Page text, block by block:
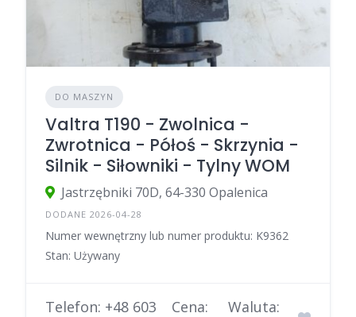
DO MASZYN
Valtra T190 - Zwolnica -
Zwrotnica - Półoś - Skrzynia -
Silnik - Siłowniki - Tylny WOM
Jastrzębniki 70D, 64-330 Opalenica
DODANE 2026-04-28
Numer wewnętrzny lub numer produktu: K9362
Stan: Używany
Telefon: +48 603
Cena:
Waluta: